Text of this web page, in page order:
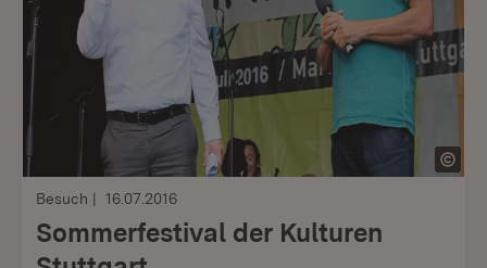
Besuch 16.07.2016
Sommerfestival der Kulturen